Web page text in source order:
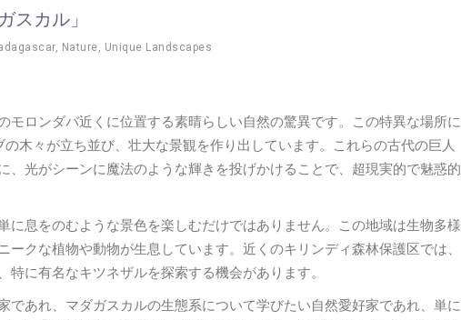
スカル」
, Nature, Unique Landscapes
モロンダバ近くに位置する素晴らしい自然の驚異です。この特異な場所に
木々が立ち並び、壮大な景観を作り出しています。これらの古代の巨人
、光がシーンに魔法のような輝きを投げかけることで、超現実的で魅惑的
に息をのむような景色を楽しむだけではありません。この地域は生物多様
ークな植物や動物が生息しています。近くのキリンディ森林保護区では、
に有名なキツネザルを探索する機会があります。
であれ、マダガスカルの生態系について学びたい自然愛好家であれ、単に